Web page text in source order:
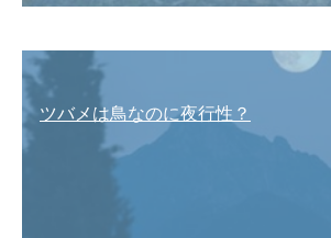
ツバメは鳥なのに夜行性？